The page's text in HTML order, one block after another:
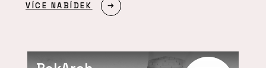
VÍCE NABÍDEK